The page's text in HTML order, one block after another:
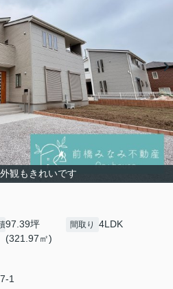
外観もきれいです
97.39坪
(321.97㎡)
間取り 4LDK
1